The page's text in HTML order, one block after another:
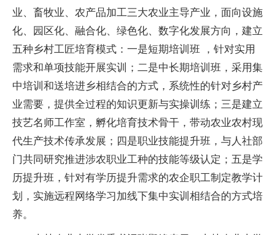
业、畜牧业、农产品加工三大农业主导产业，面向设施
化、园区化、融合化、绿色化、数字化发展方向，建立
五种乡村工匠培育模式：一是短期培训班 ，针对实用
需求和单项技能开展实训；二是中长期培训班，采用集
中培训和送培进乡相结合的方式，系统性的针对乡村产
业需要，提供全过程的知识更新与实操训练；三是建立
技艺名师工作室，孵化培育技术骨干，带动农业农村现
代生产技术传承发展；四是职业技能提升班，与人社部
门共同研究推进涉农职业工种的技能等级认定；五是学
历提升班，针对有学历提升需求的农企职工制定教学计
划，实施远程网络学习加线下集中实训相结合的方式培
养。